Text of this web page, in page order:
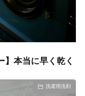
】本当に早く乾く
洗濯用洗剤